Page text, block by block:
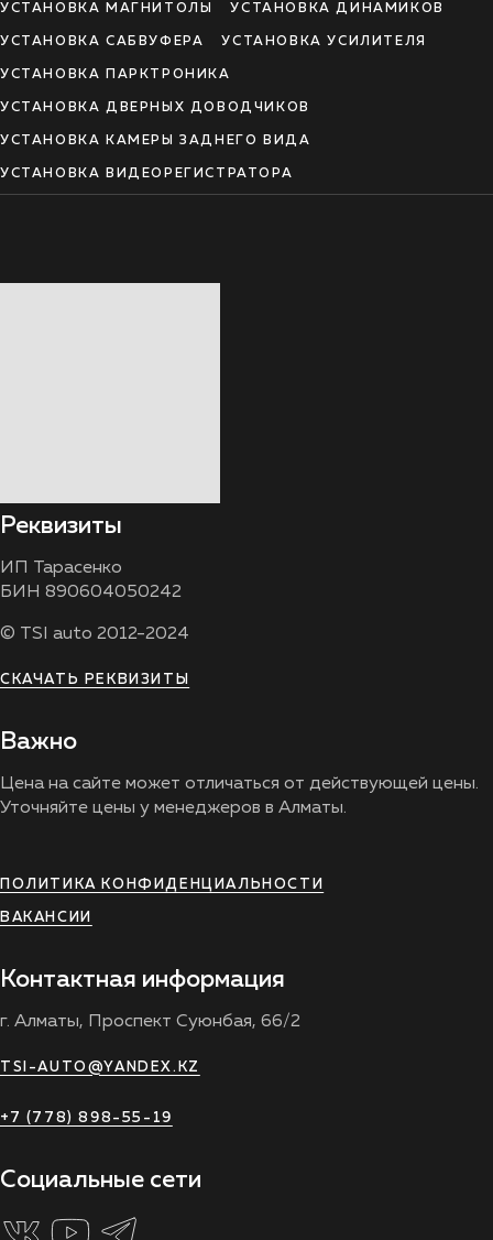
УСТАНОВКА МАГНИТОЛЫ УСТАНОВКА ДИНАМИКОВ
УСТАНОВКА САБВУФЕРА УСТАНОВКА УСИЛИТЕЛЯ
УСТАНОВКА ПАРКТРОНИКА
УСТАНОВКА ДВЕРНЫХ ДОВОДЧИКОВ
УСТАНОВКА КАМЕРЫ ЗАДНЕГО ВИДА
УСТАНОВКА ВИДЕОРЕГИСТРАТОРА
Реквизиты
ИП Тарасенко
БИН 890604050242
© TSI auto 2012-2024
СКАЧАТЬ РЕКВИЗИТЫ
Важно
Цена на сайте может отличаться от действующей цены.
Уточняйте цены у менеджеров в Алматы.
ПОЛИТИКА КОНФИДЕНЦИАЛЬНОСТИ
ВАКАНСИИ
Контактная информация
г. Алматы, Проспект Суюнбая, 66/2
TSI-AUTO@YANDEX.KZ
+7 (778) 898-55-19
Социальные сети